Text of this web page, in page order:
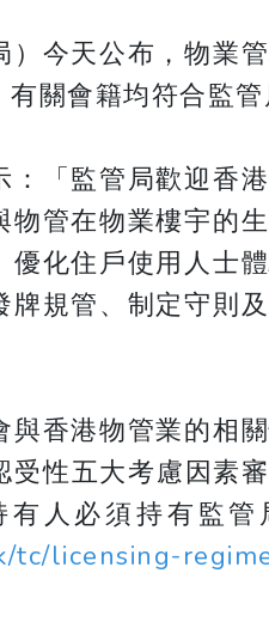
今天公布，物業
關會籍均符合監
「監管局歡迎香
管在物業樓宇的
化住戶使用人士
規管、制定守則
香港物管業的相
受性五大考慮因素
人必須持有監
tc/licensing-